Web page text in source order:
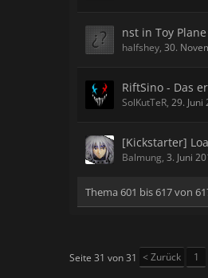
nst in Toy
halfshey, 30.
RiftSino - Das
SolKutTeR, 29. Juni
[Kickstarter]
Balmung, 3. Juni
Thema 601 bis 617 von
Seite 31 von 31 < Zurück 1